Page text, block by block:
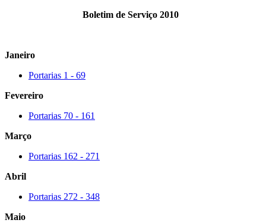
Boletim de Serviço 2010
Janeiro
Portarias 1 - 69
Fevereiro
Portarias 70 - 161
Março
Portarias 162 - 271
Abril
Portarias 272 - 348
Maio